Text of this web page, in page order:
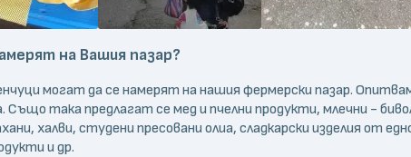
на Вашия пазар?
могат да се намерят на нашия фермерски пазар.
така предлагат се мед и пчелни продукти, млечни -
халви, студени пресовани олиа, сладкарски изделия от
и др.